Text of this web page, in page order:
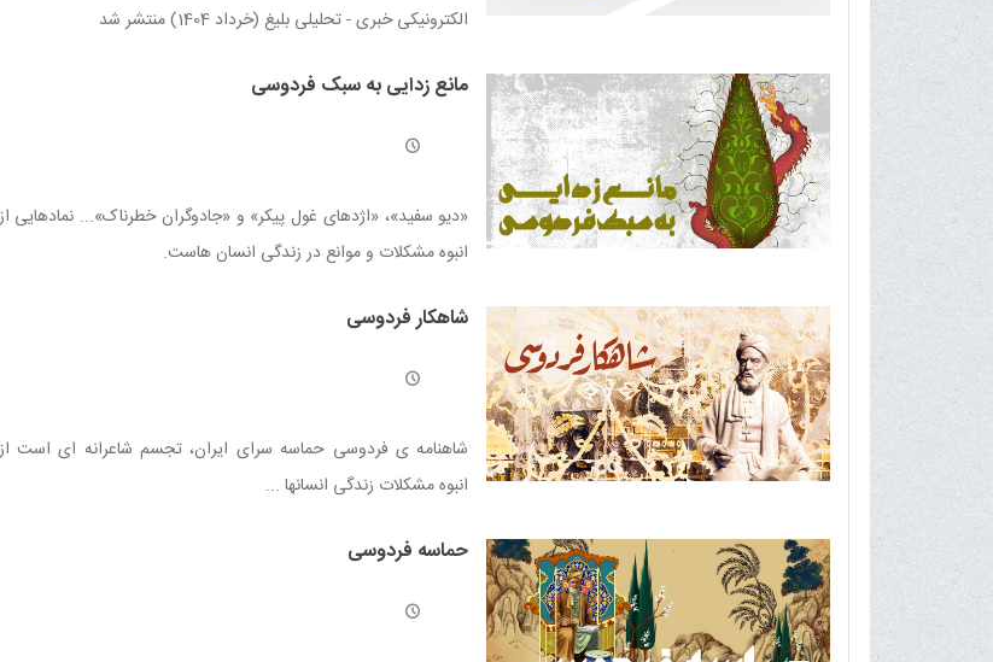
الکترونیکی خبری - تحلیلی بلیغ (خرداد 1404) منتشر شد
مانع زدایی به سبک فردوسی
«ديو سفيد»، «اژدهاى غول پيكر» و «جادوگران خطرناک»... نمادهایی از
انبوه مشكلات و موانع در زندگی انسان هاست.
شاهکار فردوسی
شاهنامه ی فردوسی حماسه سرای ایران، تجسم شاعرانه‏ ای است از
انبوه مشكلات زندگى انسان‏ها ...
حماسه فردوسی